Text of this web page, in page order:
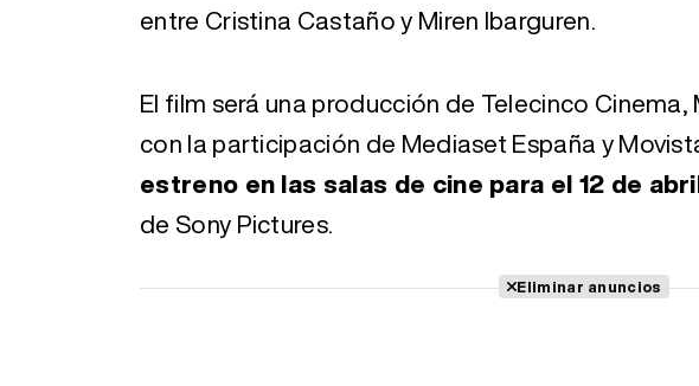
entre Cristina Castaño y Miren Ibarguren.
El film será una producción de Telecinco
con la participación de Mediaset España y
estreno en las salas de cine para el 12 de
de Sony Pictures.
Eliminar anuncios